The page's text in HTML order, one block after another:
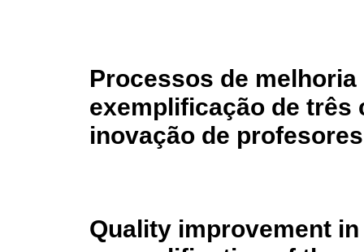
Processos de
exemplificação de três
inovação de profesores
Quality improvement